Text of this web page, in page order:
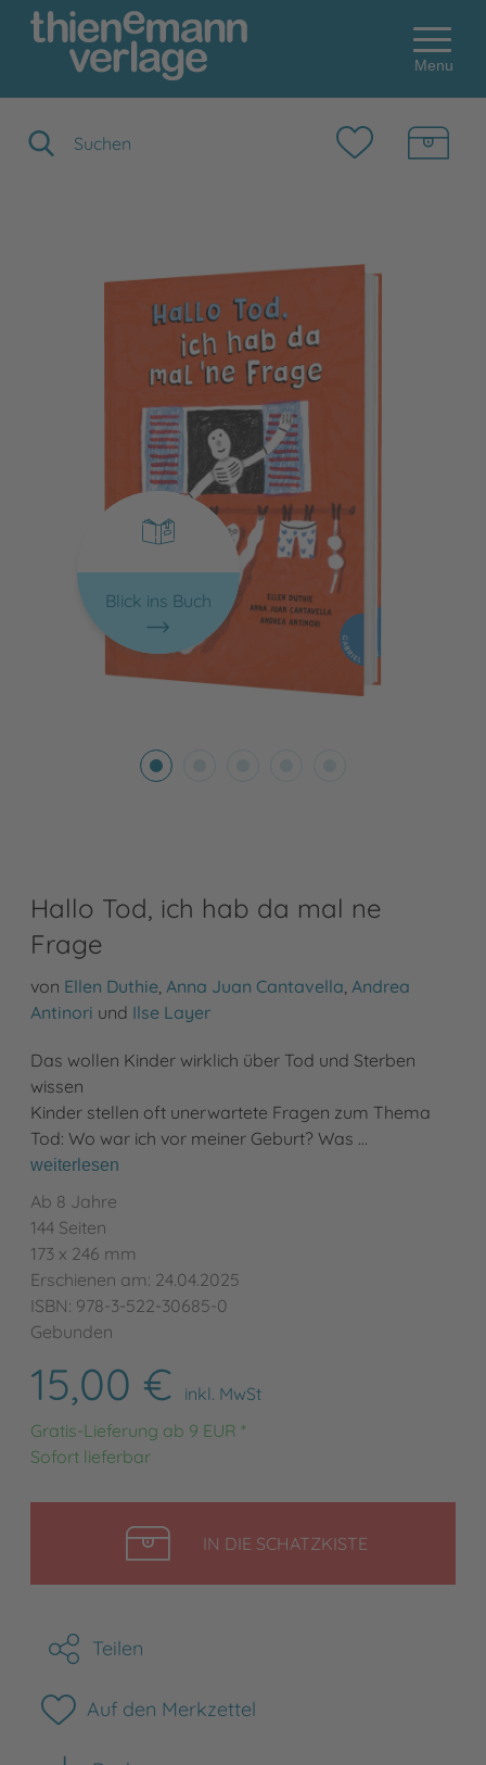
Menu
Blick ins Buch
Hallo Tod, ich hab da mal ne
Frage
von Ellen Duthie, Anna Juan Cantavella, Andrea
Antinori und Ilse Layer
Das wollen Kinder wirklich über Tod und Sterben
wissen
Kinder stellen oft unerwartete Fragen zum Thema
Tod: Wo war ich vor meiner Geburt? Was …
weiterlesen
Ab 8 Jahre
144 Seiten
173 x 246 mm
Erschienen am: 24.04.2025
ISBN: 978-3-522-30685-0
Gebunden
15,00 €
inkl. MwSt
Gratis-Lieferung ab 9 EUR *
Sofort lieferbar
IN DIE SCHATZKISTELEGEN
Teilen
Auf den Merkzettel